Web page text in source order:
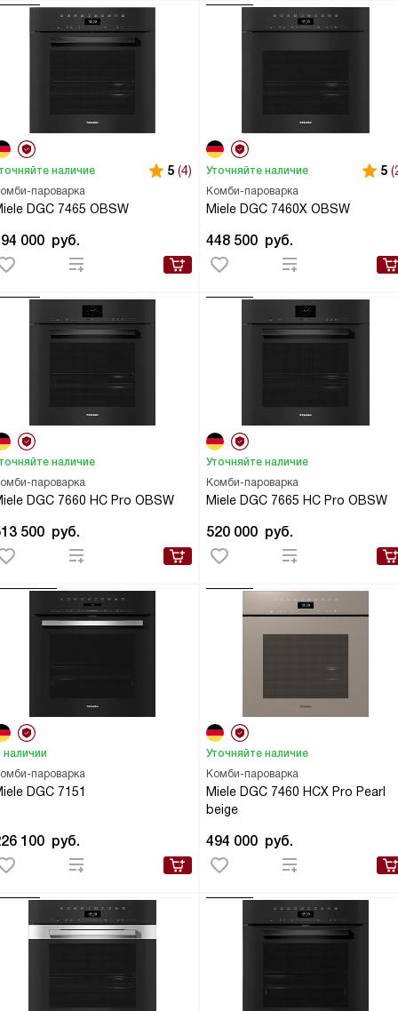
пароварка
DGC 7465 OBSW
наличие 5 (4)
000 руб.
Комби-пароварка
Miele DGC 7460X OBSW
Уточняйте наличие 5
448 500 руб.
пароварка
DGC 7660 HC Pro OBSW
наличие
500 руб.
Комби-пароварка
Miele DGC 7665 HC Pro OBSW
Уточняйте наличие
520 000 руб.
пароварка
DGC 7151
наличии
100 руб.
Комби-пароварка
Miele DGC 7460 HCX Pro Pearl
beige
Уточняйте наличие
494 000 руб.